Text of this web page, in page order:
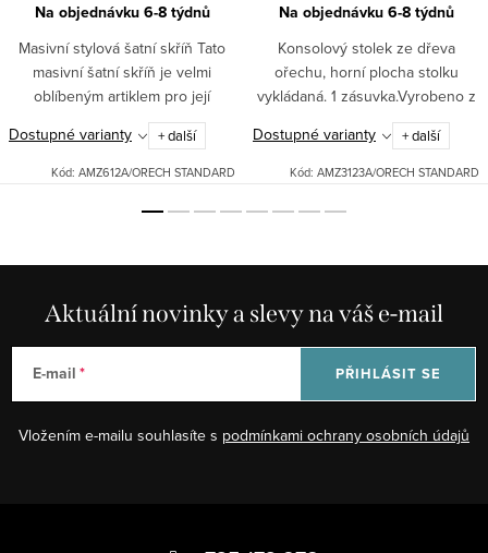
Na objednávku 6-8 týdnů
Masivní stylová šatní skříň Tato
masivní šatní skříň je velmi
oblíbeným artiklem pro její
klasický design, úsporu místa a
snadné otevírání. Poskytuje
kvalitu, účelnost i...
Dostupné varianty + další
Kód: AMZ612A/ORECH STANDARD
Na objednávku 6-8 týdnů
Konsolový stolek ze dřeva
ořechu, horní plocha stolku
vykládaná. 1 zásuvka.Vyrobeno z
masívu. Možné dodat v různých
odstínech: bílá patina, černá
patina, ořech.Pro jiná barevná...
Dostupné varianty + další
Kód: AMZ3123A/ORECH STANDARD
Aktuální novinky a slevy na váš e-mail
E-mail
Vložením e-mailu souhlasíte s podmínkami ochrany osobních údajů
PŘIHLÁSIT SE